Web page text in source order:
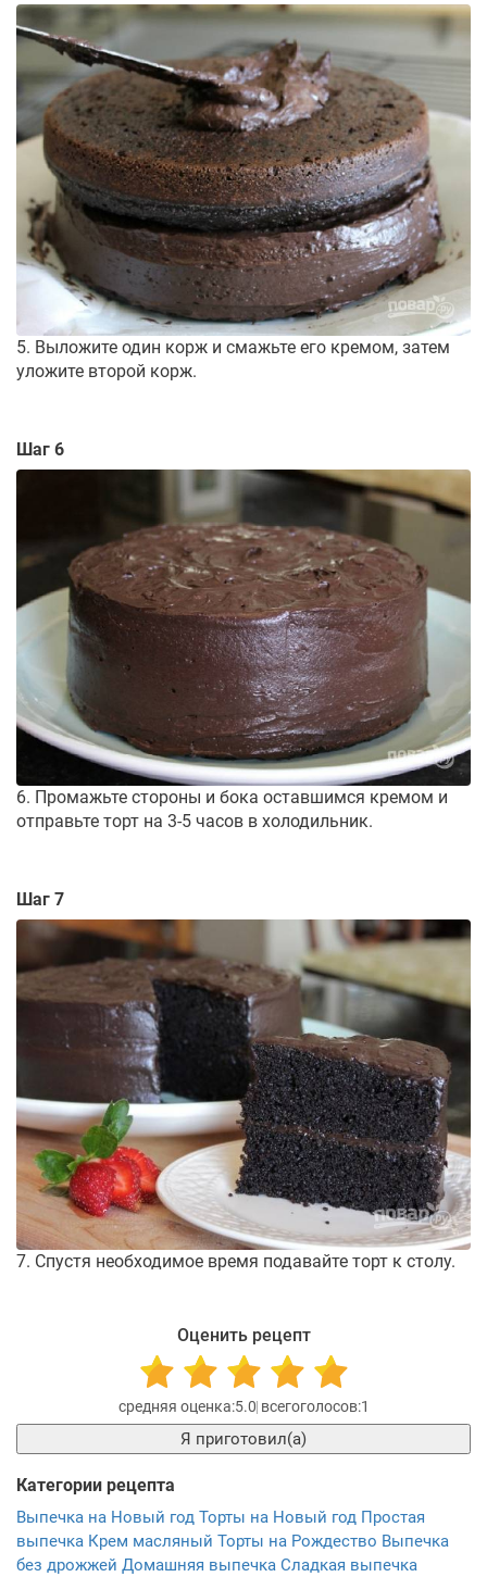
5. Выложите один корж и смажьте его кремом, затем
уложите второй корж.
Шаг 6
6. Промажьте стороны и бока оставшимся кремом и
отправьте торт на 3-5 часов в холодильник.
Шаг 7
7. Спустя необходимое время подавайте торт к столу.
Оценить рецепт
5.0 1
Я приготовил(а)
Категории рецепта
Выпечка на Новый год Торты на Новый год Простая
выпечка Крем масляный Торты на Рождество Выпечка
без дрожжей Домашняя выпечка Сладкая выпечка